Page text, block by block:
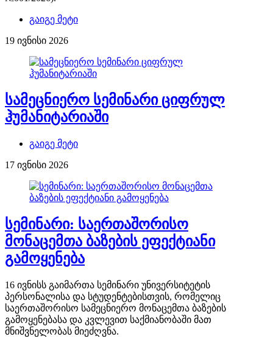
გაიგე მეტი
19 ივნისი 2026
სამეცნიერო სემინარი ციფრულ
ჰუმანიტარიაში
გაიგე მეტი
17 ივნისი 2026
სემინარი: საერთაშორისო
მონაცემთა ბაზების ეფექტიანი
გამოყენება
16 ივნისს გაიმართა სემინარი უნივერსიტეტის
პერსონალისა და სტუდენტებისთვის, რომელიც
საერთაშორისო სამეცნიერო მონაცემთა ბაზების
გამოყენებასა და კვლევით საქმიანობაში მათ
მნიშვნელობას მიეძღვნა.